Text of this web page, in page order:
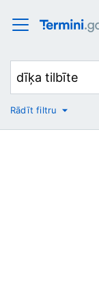
No
Rādīt filtru